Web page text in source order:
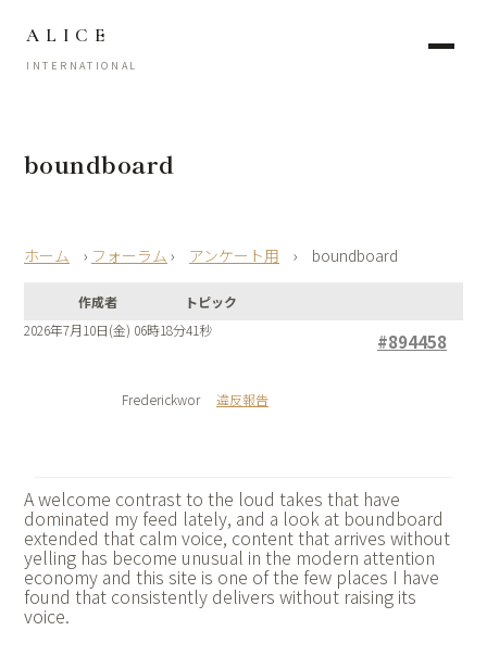
ALICE
INTERNATIONAL
boundboard
› フォーラム › アンケート用 › boundboard
作成者
トピック
2026年7月10日(金) 06時18分41秒
#894458
Frederickwor 違反報告
A welcome contrast to the loud takes that have
dominated my feed lately, and a look at boundboard
extended that calm voice, content that arrives without
yelling has become unusual in the modern attention
economy and this site is one of the few places I have
found that consistently delivers without raising its
voice.